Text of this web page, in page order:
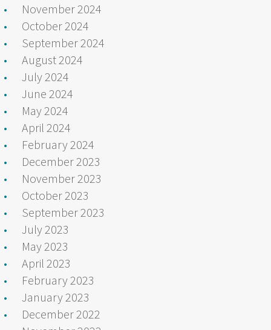
November 2024
October 2024
September 2024
August 2024
July 2024
June 2024
May 2024
April 2024
February 2024
December 2023
November 2023
October 2023
September 2023
July 2023
May 2023
April 2023
February 2023
January 2023
December 2022